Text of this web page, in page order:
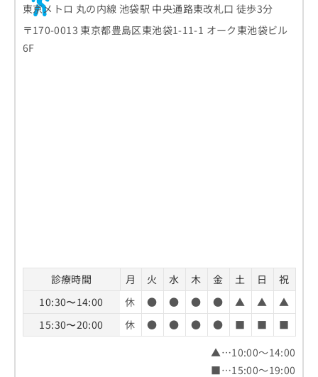
東京メトロ 丸の内線 池袋駅 中央通路東改札口 徒歩3分
〒170-0013 東京都豊島区東池袋1-11-1 オーク東池袋ビル
6F
診療時間 月 火 水 木 金 土 日
祝
10:30〜14:00
休 ● ● ● ● ▲ ▲
▲
15:30〜20:00
休 ● ● ● ● ■ ■
■
▲…10:00～14:00
■…15:00～19:00